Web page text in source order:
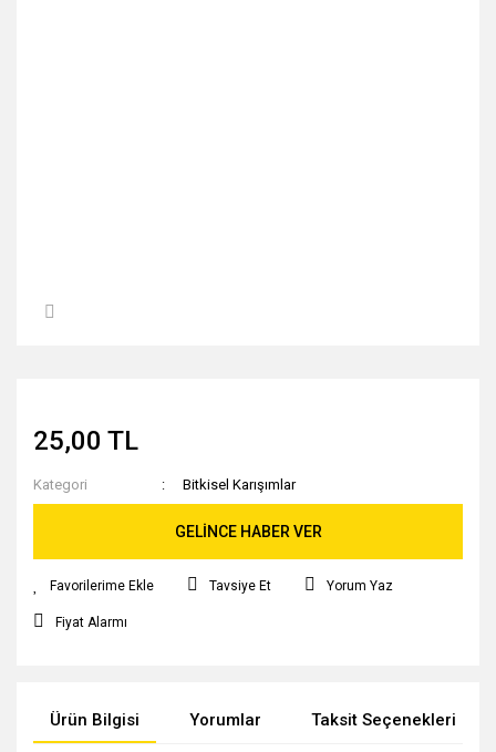
25,00 TL
Kategori Bitkisel Karışımlar
GELİNCE HABER VER
Tavsiye Et Yorum Yaz
Fiyat Alarmı
Ürün Bilgisi Yorumlar Taksit Seçenekleri